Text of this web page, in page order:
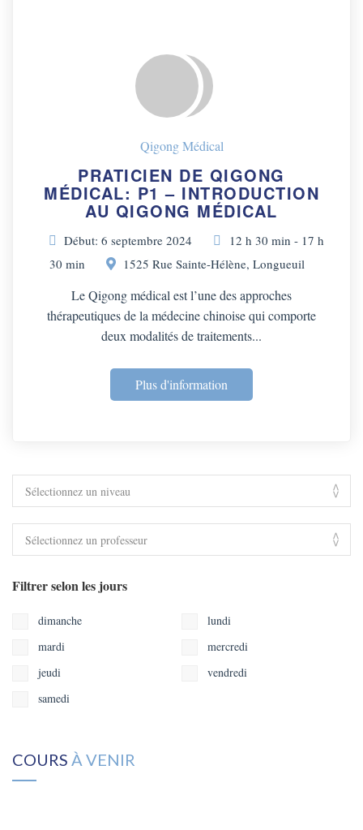
Qigong Médical
PRATICIEN DE QIGONG
MÉDICAL: P1 – INTRODUCTION
AU QIGONG MÉDICAL
Début: 6 septembre 2024
12 h 30 min - 17 h
30 min
1525 Rue Sainte-Hélène, Longueuil
Le Qigong médical est l’une des approches
thérapeutiques de la médecine chinoise qui comporte
deux modalités de traitements...
Plus d'information
Filtrer selon les jours
dimanche
lundi
mardi
mercredi
jeudi
vendredi
samedi
COURS À VENIR